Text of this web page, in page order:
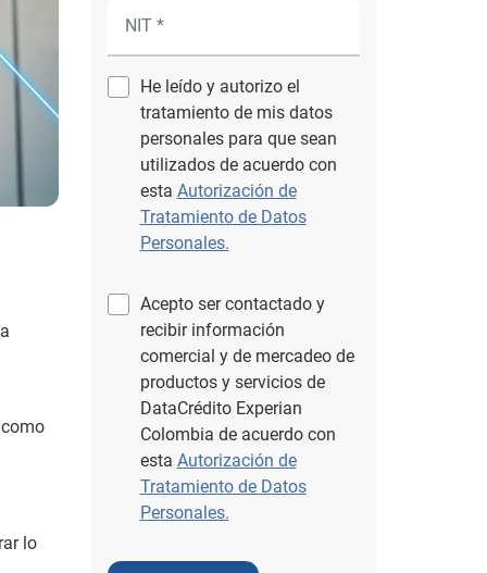
lo
He leído y autorizo el
tratamiento de mis datos
personales para que sean
utilizados de acuerdo con
esta Autorización de
Tratamiento de Datos
Personales.
Acepto ser contactado y
recibir información
comercial y de mercadeo de
productos y servicios de
DataCrédito Experian
Colombia de acuerdo con
esta Autorización de
Tratamiento de Datos
Personales.